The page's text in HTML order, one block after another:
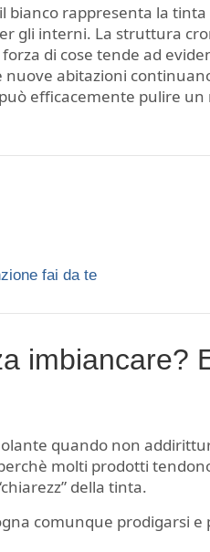
rappresenta la tinta
gli interni. La struttura
di cose tende ad
abitazioni
efficacemente pulire
fai da te
imbiancare?
quando non
molti prodotti
della tinta.
comunque prodigarsi e